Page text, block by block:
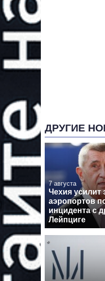
ДРУГИЕ
7 августа
Чехия усилит
аэропортов
инцидента с
Лейпциге